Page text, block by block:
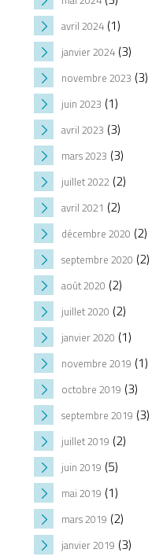
avril 2024(1)
janvier 2024(3)
novembre 2023 (3)
juin 2023 (1)
avril 2023 (3)
mars 2023 (3)
juillet 2022 (2)
avril 2021 (2)
décembre 2020 (2)
septembre 2020 (2)
août 2020 (2)
juillet 2020 (2)
janvier 2020 (1)
novembre 2019 (1)
octobre 2019 (3)
septembre 2019 (3)
juillet 2019 (2)
juin 2019 (5)
mai 2019 (1)
mars 2019 (2)
janvier 2019 (3)